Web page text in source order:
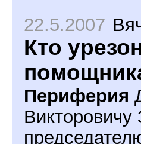
22.5.2007
Кто
Периферия
Викторовичу